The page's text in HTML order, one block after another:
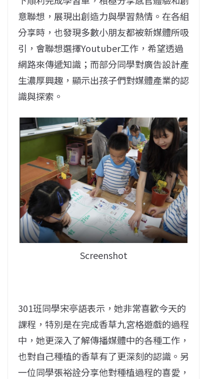
意聯想，展現出創造力與學習熱情。 在各組
分享時 ， 也發現多數小朋友都被新媒體所吸
引， 會聯想選擇Youtuber工作 ，希望透過
網路來傳遞知識；而部分同學對廣告設計產
生濃厚興趣，顯示出孩子們對媒體產業的認
識與探索。
Screenshot
301班同學宋亭語表示，她非常喜歡今天的
課程，特別是在完成香草九宮格遊戲的過程
中，她更深入了解傳播媒體中的各種工作，
也對自己種植的香草有了更深刻的認識。另
一位同學張裕詮分享他對種植過程的喜愛，